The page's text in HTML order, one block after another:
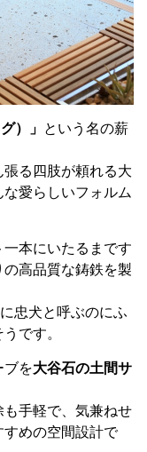
）」 という名の薪
る四肢が頼れる大
愛らしいフォルム
本にいたるまです
高品質な鋳鉄を製
忠犬と呼ぶのにふ
です。
ブを大谷石の土間サ
手軽で、気兼ねせ
めの空間設計で